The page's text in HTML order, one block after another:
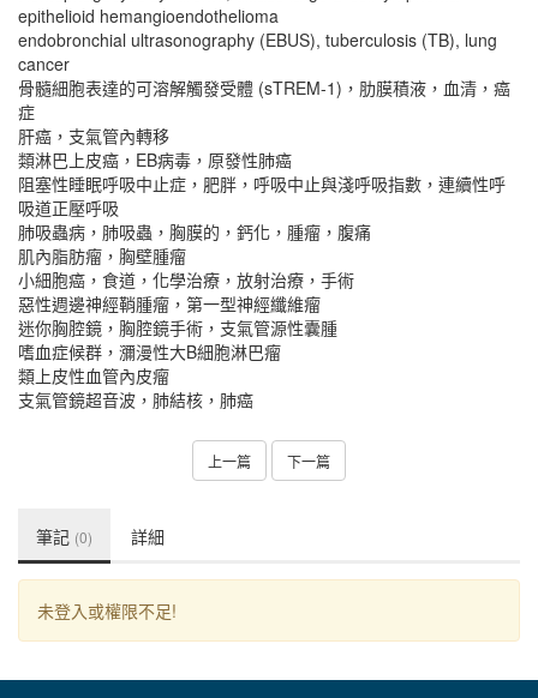
epithelioid hemangioendothelioma
endobronchial ultrasonography (EBUS), tuberculosis (TB), lung
cancer
骨髓細胞表達的可溶解觸發受體 (sTREM-1)，肋膜積液，血清，癌
症
肝癌，支氣管內轉移
類淋巴上皮癌，EB病毒，原發性肺癌
阻塞性睡眠呼吸中止症，肥胖，呼吸中止與淺呼吸指數，連續性呼
吸道正壓呼吸
肺吸蟲病，肺吸蟲，胸膜的，鈣化，腫瘤，腹痛
肌內脂肪瘤，胸壁腫瘤
小細胞癌，食道，化學治療，放射治療，手術
惡性週邊神經鞘腫瘤，第一型神經纖維瘤
迷你胸腔鏡，胸腔鏡手術，支氣管源性囊腫
嗜血症候群，瀰漫性大B細胞淋巴瘤
類上皮性血管內皮瘤
支氣管鏡超音波，肺結核，肺癌
上一篇 下一篇
筆記 (0) 詳細
未登入或權限不足!